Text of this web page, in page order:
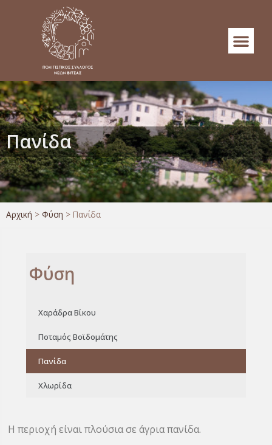
Πανίδα
Αρχική > Φύση > Πανίδα
Φύση
Χαράδρα Βίκου
Ποταμός Βοϊδομάτης
Πανίδα
Χλωρίδα
Η περιοχή είναι πλούσια σε άγρια πανίδα.